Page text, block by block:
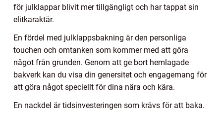
för julklappar blivit mer tillgängligt och har tappat sin
elitkaraktär.
En fördel med julklappsbakning är den personliga
touchen och omtanken som kommer med att göra
något från grunden. Genom att ge bort hemlagade
bakverk kan du visa din genersitet och engagemang för
att göra något speciellt för dina nära och kära.
En nackdel är tidsinvesteringen som krävs för att baka.